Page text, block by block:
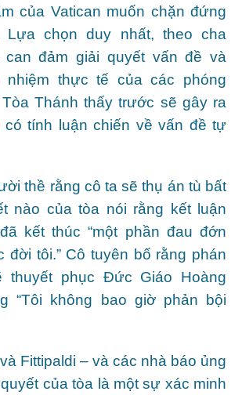
của Vatican muốn chặn đứng
chọn duy nhất, theo cha
can đảm giải quyết vấn đề và
nhiệm thực tế của các phóng
Thánh thấy trước sẽ gây ra
có tính luận chiến về vấn đề tự
thề rằng cô ta sẽ thụ án tù bất
nào của tòa nói rằng kết luận
kết thúc “một phần đau đớn
đời tôi.” Cô tuyên bố rằng phán
thuyết phục Đức Giáo Hoàng
“Tôi không bao giờ phản bội
Fittipaldi – và các nhà báo ủng
của tòa là một sự xác minh